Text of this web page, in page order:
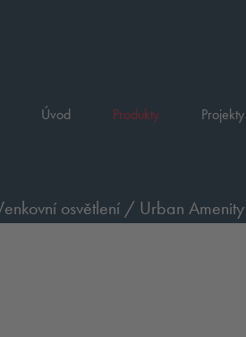
Úvod Produkty
osvětlení / Urban